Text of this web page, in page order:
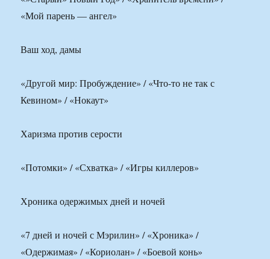
«Мой парень — ангел»
Ваш ход, дамы
«Другой мир: Пробуждение» / «Что-то не так с
Кевином» / «Нокаут»
Харизма против серости
«Потомки» / «Схватка» / «Игры киллеров»
Хроника одержимых дней и ночей
«7 дней и ночей с Мэрилин» / «Хроника» /
«Одержимая» / «Кориолан» / «Боевой конь»